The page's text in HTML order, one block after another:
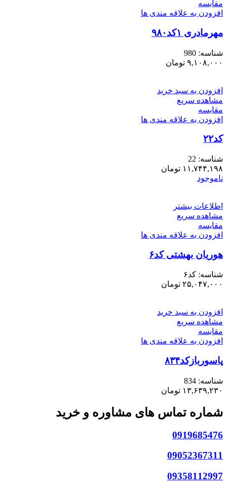
مقایسه
افزودن به علاقه مندی ها
مهرمادری ۱کد۹۸۰
شناسه: 980
۹,۱۰۸,۰۰۰ تومان
افزودن به سبد خرید
مشاهده سریع
مقایسه
افزودن به علاقه مندی ها
کد۲۲
شناسه: 22
۱۱,۷۴۴,۱۹۸ تومان
ناموجود
اطلاعات بیشتر
مشاهده سریع
مقایسه
افزودن به علاقه مندی ها
هوریان بهشتی کد۶
شناسه: کد۶
۲۵,۰۴۷,۰۰۰ تومان
افزودن به سبد خرید
مشاهده سریع
مقایسه
افزودن به علاقه مندی ها
پاسوربازکد۸۳۴
شناسه: 834
۱۳,۶۳۹,۲۳۰ تومان
شماره تماس های مشاوره و خرید
0919685476
09052367311
09358112997